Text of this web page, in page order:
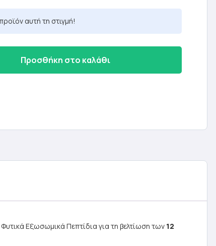
€.
αυτή τη στιγμή!
Προσθήκη στο καλάθι
Εξωσωμικά Πεπτίδια για τη βελτίωση των 12